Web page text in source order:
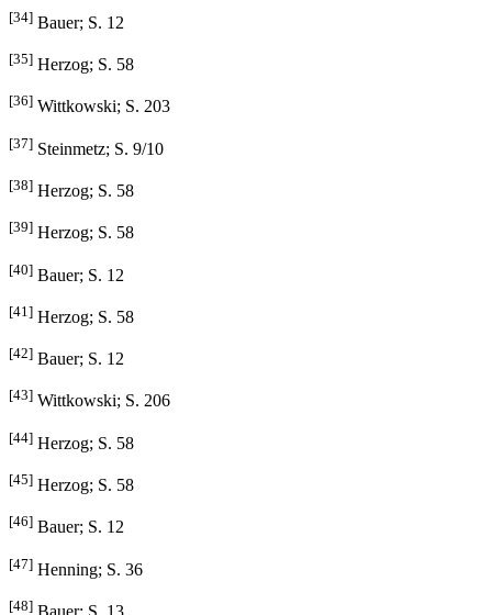
[34] Bauer; S. 12
[35] Herzog; S. 58
[36] Wittkowski; S. 203
[37] Steinmetz; S. 9/10
[38] Herzog; S. 58
[39] Herzog; S. 58
[40] Bauer; S. 12
[41] Herzog; S. 58
[42] Bauer; S. 12
[43] Wittkowski; S. 206
[44] Herzog; S. 58
[45] Herzog; S. 58
[46] Bauer; S. 12
[47] Henning; S. 36
[48]